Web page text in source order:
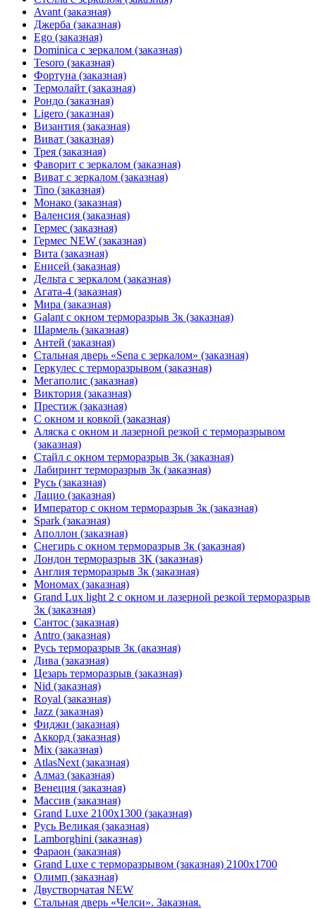
Avant (заказная)
Джерба (заказная)
Ego (заказная)
Dominica с зеркалом (заказная)
Tesoro (заказная)
Фортуна (заказная)
Термолайт (заказная)
Рондо (заказная)
Ligero (заказная)
Византия (заказная)
Виват (заказная)
Трея (заказная)
Фаворит с зеркалом (заказная)
Виват с зеркалом (заказная)
Tino (заказная)
Монако (заказная)
Валенсия (заказная)
Гермес (заказная)
Гермес NEW (заказная)
Вита (заказная)
Енисей (заказная)
Дельта с зеркалом (заказная)
Агата-4 (заказная)
Мира (заказная)
Galant с окном терморазрыв 3к (заказная)
Шармель (заказная)
Антей (заказная)
Стальная дверь «Sena с зеркалом» (заказная)
Геркулес с терморазрывом (заказная)
Мегаполис (заказная)
Виктория (заказная)
Престиж (заказная)
С окном и ковкой (заказная)
Аляска с окном и лазерной резкой с терморазрывом
(заказная)
Стайл с окном терморазрыв 3к (заказная)
Лабиринт терморазрыв 3к (заказная)
Русь (заказная)
Лацио (заказная)
Император с окном терморазрыв 3к (заказная)
Spark (заказная)
Аполлон (заказная)
Снегирь с окном терморазрыв 3к (заказная)
Лондон терморазрыв 3К (заказная)
Англия терморазрыв 3к (заказная)
Мономах (заказная)
Grand Lux light 2 с окном и лазерной резкой терморазрыв
3к (заказная)
Сантос (заказная)
Antro (заказная)
Русь терморазрыв 3к (аказная)
Дива (заказная)
Цезарь терморазрыв (заказная)
Nid (заказная)
Royal (заказная)
Jazz (заказная)
Фиджи (заказная)
Аккорд (заказная)
Mix (заказная)
AtlasNext (заказная)
Алмаз (заказная)
Венеция (заказная)
Массив (заказная)
Grand Luxe 2100х1300 (заказная)
Русь Великая (заказная)
Lamborghini (заказная)
Фараон (заказная)
Grand Luxe с терморазрывом (заказная) 2100х1700
Олимп (заказная)
Двустворчатая NEW
Стальная дверь «Челси». Заказная.